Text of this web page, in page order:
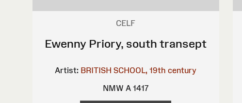
CELF
Ewenny Priory, south transept
Artist: BRITISH SCHOOL, 19th century
NMW A 1417